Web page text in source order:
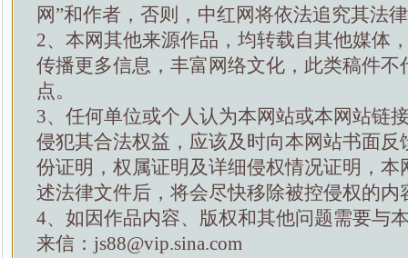
网”和作者，否则，中红网将依法追究其法
2、本网其他来源作品，均转载自其他媒体
传播更多信息，丰富网络文化，此类稿件不
点。
3、任何单位或个人认为本网站或本网站链
侵犯其合法权益，应该及时向本网站书面反
份证明，权属证明及详细侵权情况证明，本
述法律文件后，将会尽快移除被控侵权的内
4、如因作品内容、版权和其他问题需要与
来信：js88@vip.sina.com